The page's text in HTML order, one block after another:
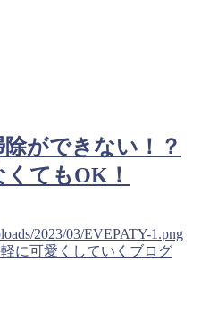
ができない！？
てもOK！
2023/03/EVEPATY-1.png
に可愛くしていくブログ